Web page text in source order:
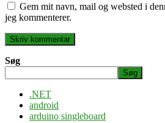
Gem mit navn, mail og websted i
jeg kommenterer.
Søg
Søg
.NET
android
arduino singleboard